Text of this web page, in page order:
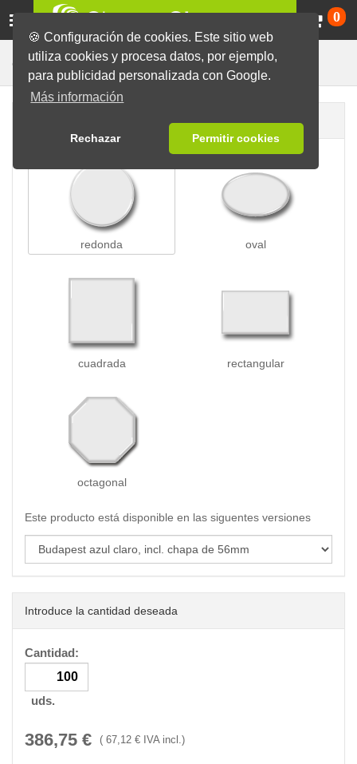
🍪 Configuración de cookies. Este sitio web
utiliza cookies y procesa datos, por ejemplo,
para publicidad personalizada con Google.
Más información
Rechazar Permitir cookies
0
Chapas Chapas con Escarapela
redonda oval
cuadrada rectangular
octagonal
Este producto está disponible en las siguentes versiones
Introduce la cantidad deseada
Cantidad:
uds.
386,75 € ( 67,12 € IVA incl.)